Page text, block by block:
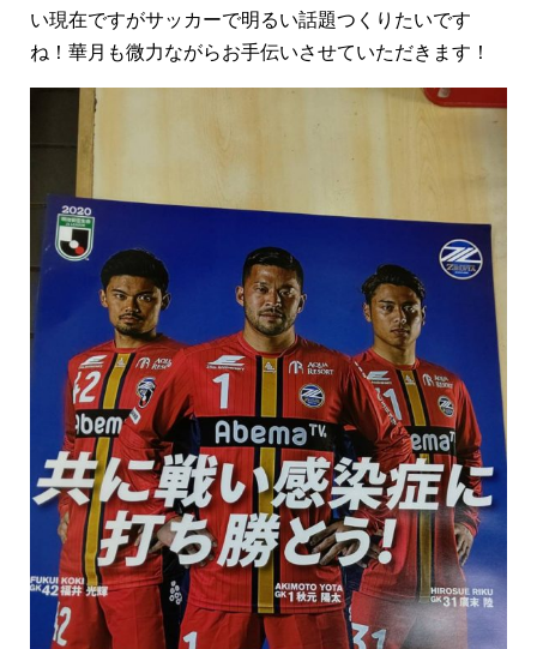
い現在ですがサッカーで明るい話題つくりたいです
ね！華月も微力ながらお手伝いさせていただきます！